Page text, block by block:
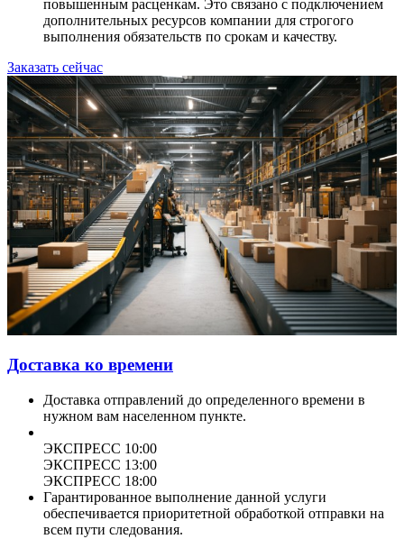
повышенным расценкам. Это связано с подключением
дополнительных ресурсов компании для строгого
выполнения обязательств по срокам и качеству.
Заказать сейчас
Доставка ко времени
Доставка отправлений до определенного времени в
нужном вам населенном пункте.
ЭКСПРЕСС 10:00
ЭКСПРЕСС 13:00
ЭКСПРЕСС 18:00
Гарантированное выполнение данной услуги
обеспечивается приоритетной обработкой отправки на
всем пути следования.